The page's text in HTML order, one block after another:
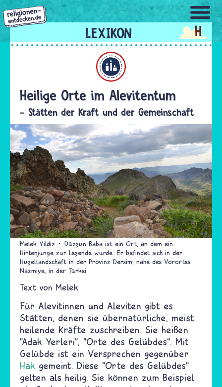
Direkt
zum
Inhalt
H
Heilige Orte im Alevitentum
- Stätten der Kraft und der Gemeinschaft
Melek Yildiz
Düzgün Baba ist ein Ort, an dem ein
Hirtenjunge zur Legende wurde. Er befindet sich in der
Hügellandschaft in der Provinz Dersim, nahe des Vorortes
Nazmiye, in der Türkei.
Text von Melek
Für Alevitinnen und Aleviten gibt es
Stätten, denen sie übernatürliche, meist
heilende Kräfte zuschreiben. Sie heißen
"Adak Yerleri“, "Orte des Gelübdes“. Mit
Gelübde ist ein Versprechen gegenüber
Hak gemeint. Diese "Orte des Gelübdes“
gelten als heilig. Sie können zum Beispiel